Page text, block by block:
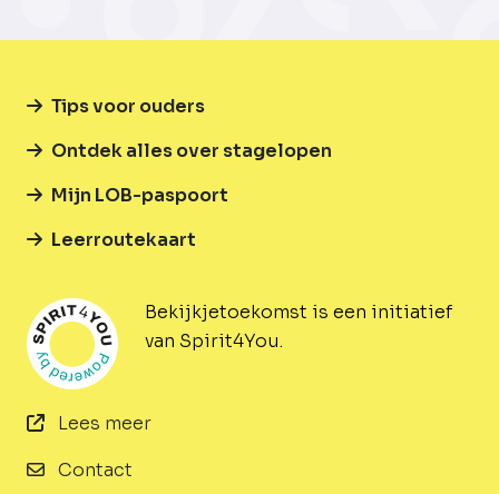
Bekijkjetoekomst is een initiatief
van Spirit4You.
Lees meer
Contact
Tips voor ouders
Ontdek alles over stagelopen
Mijn LOB-paspoort
Leerroutekaart